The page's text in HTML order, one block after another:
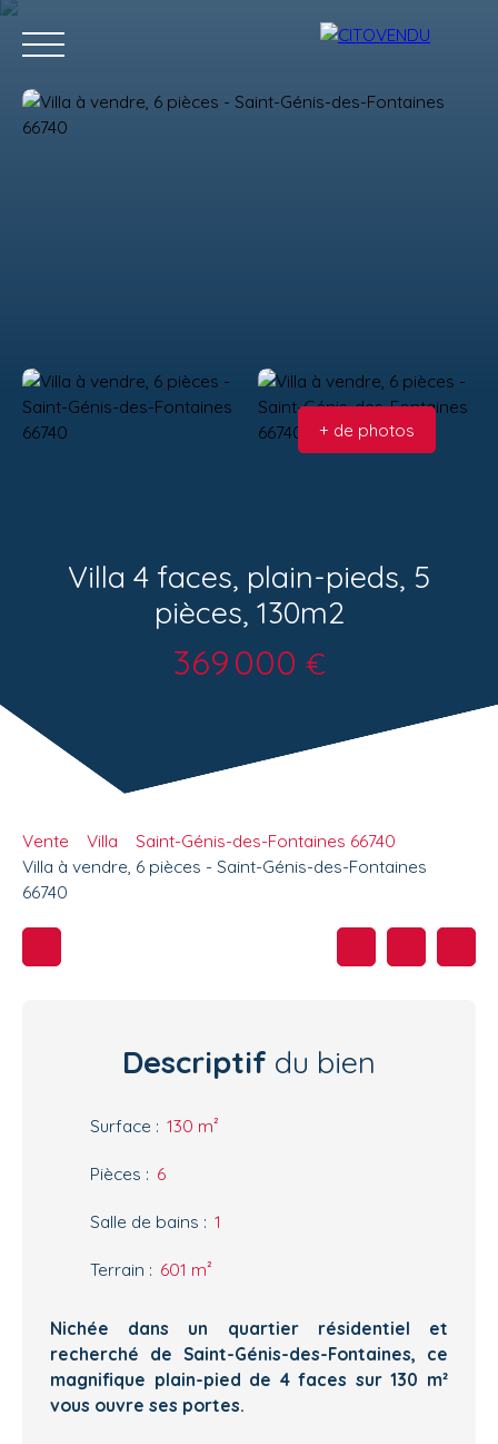
Estimation
+ de photos
Villa 4 faces, plain-pieds, 5
pièces, 130m2
369 000 €
Vente Villa
Saint-Génis-des-Fontaines 66740
Villa à vendre, 6 pièces - Saint-Génis-des-Fontaines
66740
Descriptif du bien
Surface : 130 m²
Pièces : 6
Salle de bains : 1
Terrain : 601 m²
Nichée dans un quartier résidentiel et
recherché de Saint-Génis-des-Fontaines, ce
magnifique plain-pied de 4 faces sur 130 m²
vous ouvre ses portes.